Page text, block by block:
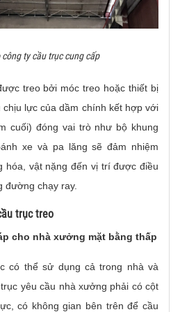
ty cầu trục cung cấp
treo bởi móc treo hoặc thiết bị
chịu lực của dầm chính kết hợp với
cuối) đóng vai trò như bộ khung
xe và pa lăng sẽ đảm nhiệm
hóa, vật nặng đến vị trí được điều
đường chạy ray.
trục treo
cho nhà xưởng mặt bằng thấp
có thể sử dụng cả trong nhà và
yêu cầu nhà xưởng phải có cột
có không gian bên trên để cầu